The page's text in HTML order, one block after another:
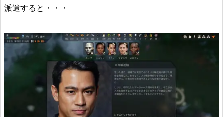
派遣すると・・・